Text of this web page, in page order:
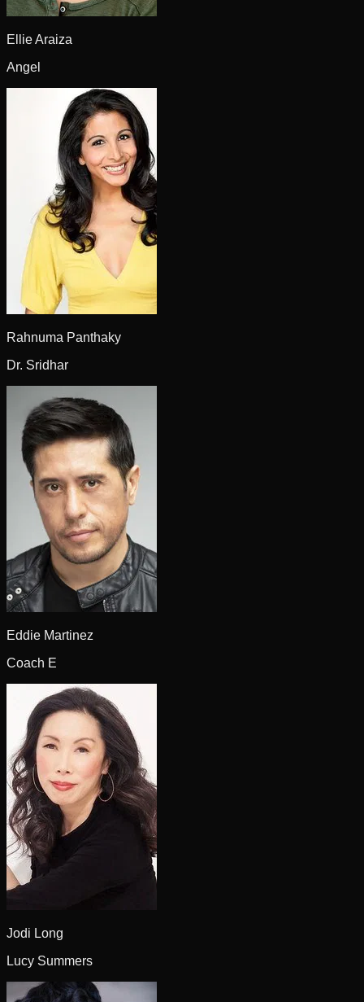
Ellie Araiza
Angel
Rahnuma Panthaky
Dr. Sridhar
Eddie Martinez
Coach E
Jodi Long
Lucy Summers